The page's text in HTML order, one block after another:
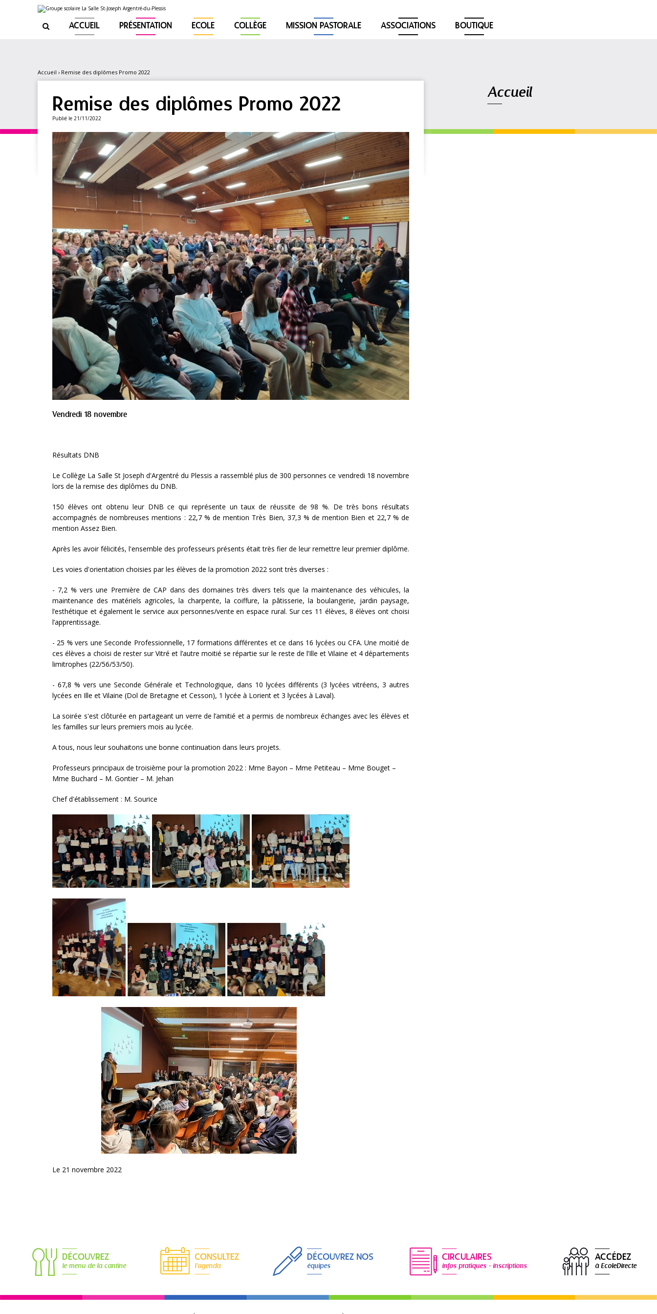
 ACCUEIL PRÉSENTATION ECOLE COLLÈGE MISSION PASTORALE ASSOCIATIONS BOUTIQUE
Accueil › Remise des diplômes Promo 2022
Remise des diplômes Promo 2022
Publié le 21/11/2022
Vendredi 18 novembre
Résultats DNB
Le Collège La Salle St Joseph d'Argentré du Plessis a rassemblé plus de 300 personnes ce vendredi 18 novembre
lors de la remise des diplômes du DNB.
150 élèves ont obtenu leur DNB ce qui représente un taux de réussite de 98 %. De très bons résultats
accompagnés de nombreuses mentions : 22,7 % de mention Très Bien, 37,3 % de mention Bien et 22,7 % de
mention Assez Bien.
Après les avoir félicités, l'ensemble des professeurs présents était très fier de leur remettre leur premier diplôme.
Les voies d'orientation choisies par les élèves de la promotion 2022 sont très diverses :
- 7,2 % vers une Première de CAP dans des domaines très divers tels que la maintenance des véhicules, la
maintenance des matériels agricoles, la charpente, la coiffure, la pâtisserie, la boulangerie, jardin paysage,
l’esthétique et également le service aux personnes/vente en espace rural. Sur ces 11 élèves, 8 élèves ont choisi
l’apprentissage.
- 25 % vers une Seconde Professionnelle, 17 formations différentes et ce dans 16 lycées ou CFA. Une moitié de
ces élèves a choisi de rester sur Vitré et l’autre moitié se répartie sur le reste de l’Ille et Vilaine et 4 départements
limitrophes (22/56/53/50).
- 67,8 % vers une Seconde Générale et Technologique, dans 10 lycées différents (3 lycées vitréens, 3 autres
lycées en Ille et Vilaine (Dol de Bretagne et Cesson), 1 lycée à Lorient et 3 lycées à Laval).
La soirée s'est clôturée en partageant un verre de l’amitié et a permis de nombreux échanges avec les élèves et
les familles sur leurs premiers mois au lycée.
A tous, nous leur souhaitons une bonne continuation dans leurs projets.
Professeurs principaux de troisième pour la promotion 2022 : Mme Bayon – Mme Petiteau – Mme Bouget –
Mme Buchard – M. Gontier – M. Jehan
Chef d'établissement : M. Sourice
Le 21 novembre 2022
Accueil
DÉCOUVREZ
le menu de la cantine
CONSULTEZ
l'agenda
DÉCOUVREZ NOS
équipes
CIRCULAIRES
infos pratiques - inscriptions
ACCÉDEZ
à EcoleDirecte